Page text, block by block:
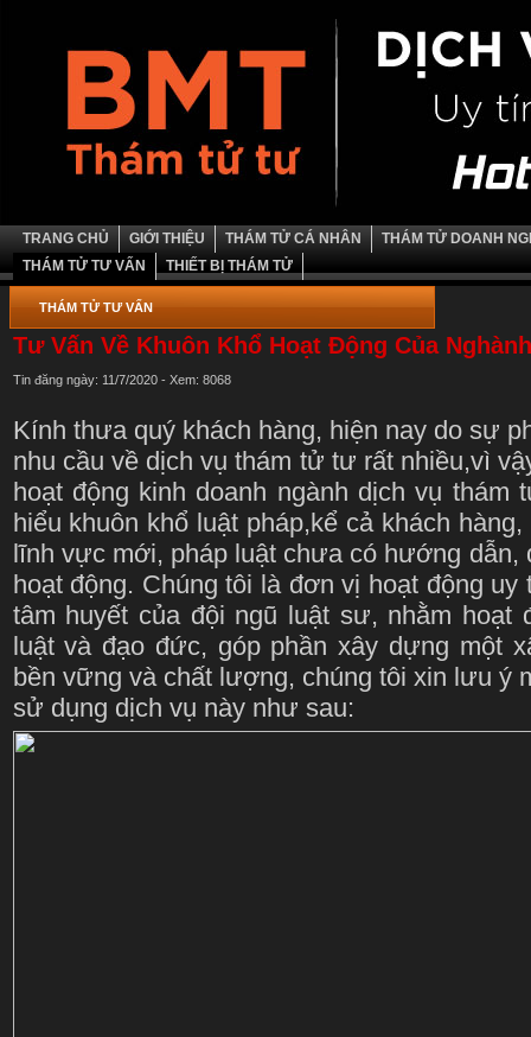
TRANG CHỦ GIỚI THIỆU THÁM TỬ CÁ NHÂN
THÁM TỬ DOANH
THÁM TỬ TƯ VẤN
THIẾT BỊ THÁM TỬ
THÁM TỬ TƯ VẤN
Tư Vấn Về Khuôn Khổ Hoạt Động Của
Tin đăng ngày: 11/7/2020 - Xem: 8068
Kính thưa quý khách hàng, hiện nay do sự
nhu cầu về dịch vụ thám tử tư rất nhiều,vì
hoạt động kinh doanh ngành dịch vụ
hiểu khuôn khổ luật pháp,kể cả khách
lĩnh vực mới, pháp luật chưa có hướng dẫn,
hoạt động. Chúng tôi là đơn vị hoạt động
tâm huyết của đội ngũ luật sư, nhằm hoạt
luật và đạo đức, góp phần xây dựng một
bền vững và chất lượng, chúng tôi xin lưu ý
sử dụng dịch vụ này như sau: